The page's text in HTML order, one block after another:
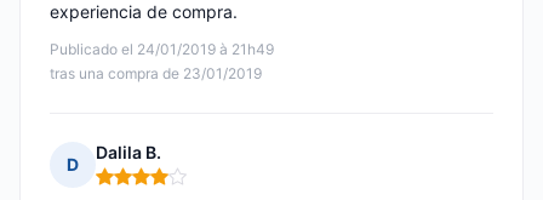
Publicado el 24/01/2019 à 21h49
tras una compra de 23/01/2019
experiencia de compra.
D
Dalila B.
Nota: 4 de 5